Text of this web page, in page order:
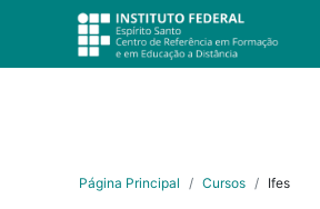
Salta al contenido principal
Página Principal Cursos Ifes